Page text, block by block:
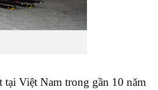
Việt Nam trong gần 10 năm